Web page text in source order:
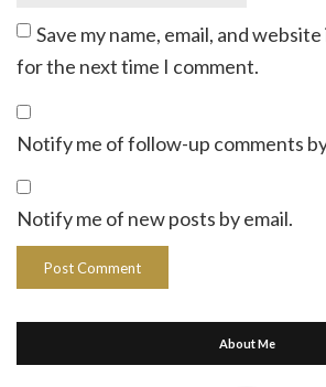
Save my name, email, and
for the next time I comment.
Notify me of follow-up comments
Notify me of new posts by email.
About Me